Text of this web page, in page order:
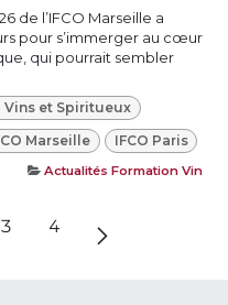
de l’IFCO Marseille a
pour s’immerger au cœur
qui pourrait sembler
Vins et Spiritueux
Marseille IFCO Paris
Actualités Formation Vin
3 4